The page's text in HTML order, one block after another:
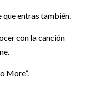
que entras también.
con la canción
More”.